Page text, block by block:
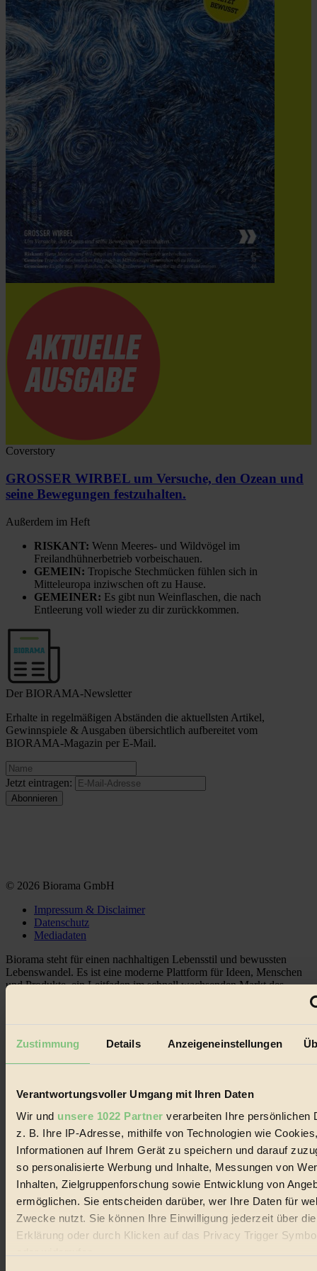
Zustimmung Details Anzeigeneinstellungen
Verantwortungsvoller Umgang mit Ihren Daten
Wir und unsere 1022 Partner verarbeiten Ihre persönlichen
z. B. Ihre IP-Adresse, mithilfe von Technologien wie
Informationen auf Ihrem Gerät zu speichern und darauf
so personalisierte Werbung und Inhalte, Messungen von
Inhalten, Zielgruppenforschung sowie Entwicklung von
ermöglichen. Sie entscheiden darüber, wer Ihre Daten für
Zwecke nutzt. Sie können Ihre Einwilligung jederzeit über
Erklärung oder durch Klicken auf das Privacy Trigger
Coverstory
GROSSER WIRBEL um Versuche, den Ozean und
seine Bewegungen festzuhalten.
Außerdem im Heft
RISKANT: Wenn Meeres- und Wildvögel im
Freilandhühnerbetrieb vorbeischauen.
GEMEIN: Tropische Stechmücken fühlen sich in
Mitteleuropa inziwschen oft zu Hause.
GEMEINER: Es gibt nun Weinflaschen, die nach
Entleerung voll wieder zu dir zurückkommen.
Der BIORAMA-Newsletter
Erhalte in regelmäßigen Abständen die aktuellsten Artikel,
Gewinnspiele & Ausgaben übersichtlich aufbereitet vom
BIORAMA-Magazin per E-Mail.
Jetzt eintragen:
© 2026 Biorama GmbH
Impressum & Disclaimer
Datenschutz
Mediadaten
Biorama steht für einen nachhaltigen Lebensstil und bewussten
Lebenswandel. Es ist eine moderne Plattform für Ideen, Menschen
und Produkte, ein Leitfaden im schnell wachsenden Markt des
22.601 Fans auf Facebook
Nachhaltigkeit
Vegan